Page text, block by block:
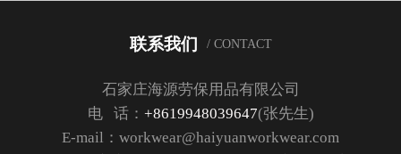
联系我们 / CONTACT
石家庄海源劳保用品有限公司
电 话： +8619948039647(张先生)
E-mail：workwear@haiyuanworkwear.com